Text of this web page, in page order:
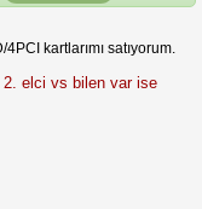
kartlarımı satıyorum.
2. elci vs bilen var ise